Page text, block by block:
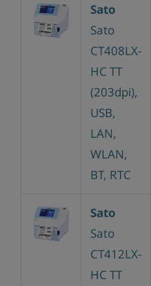
Sato
Sato
CT408LX-
HC TT
(203dpi),
USB,
LAN,
WLAN,
BT, RTC
Sato
Sato
CT412LX-
HC TT